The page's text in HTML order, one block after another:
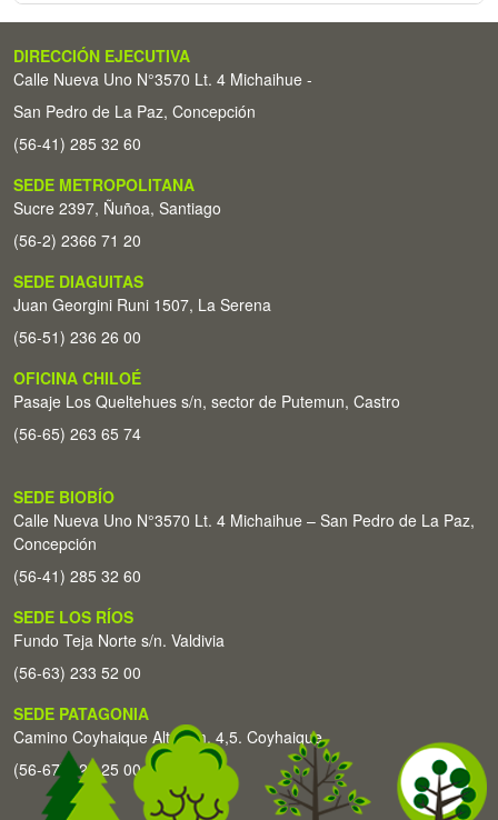
DIRECCIÓN EJECUTIVA
Calle Nueva Uno N°3570 Lt. 4 Michaihue -
San Pedro de La Paz, Concepción
(56-41) 285 32 60
SEDE METROPOLITANA
Sucre 2397, Ñuñoa, Santiago
(56-2) 2366 71 20
SEDE DIAGUITAS
Juan Georgini Runi 1507, La Serena
(56-51) 236 26 00
OFICINA CHILOÉ
Pasaje Los Queltehues s/n, sector de Putemun, Castro
(56-65) 263 65 74
SEDE BIOBÍO
Calle Nueva Uno N°3570 Lt. 4 Michaihue – San Pedro de La Paz,
Concepción
(56-41) 285 32 60
SEDE LOS RÍOS
Fundo Teja Norte s/n. Valdivia
(56-63) 233 52 00
SEDE PATAGONIA
Camino Coyhaique Alto Km. 4,5. Coyhaique
(56-67) 226 25 00